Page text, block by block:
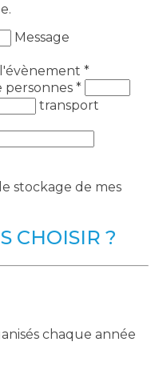
Message
*
personnes *
transport
stockage de mes
CHOISIR ?
chaque année